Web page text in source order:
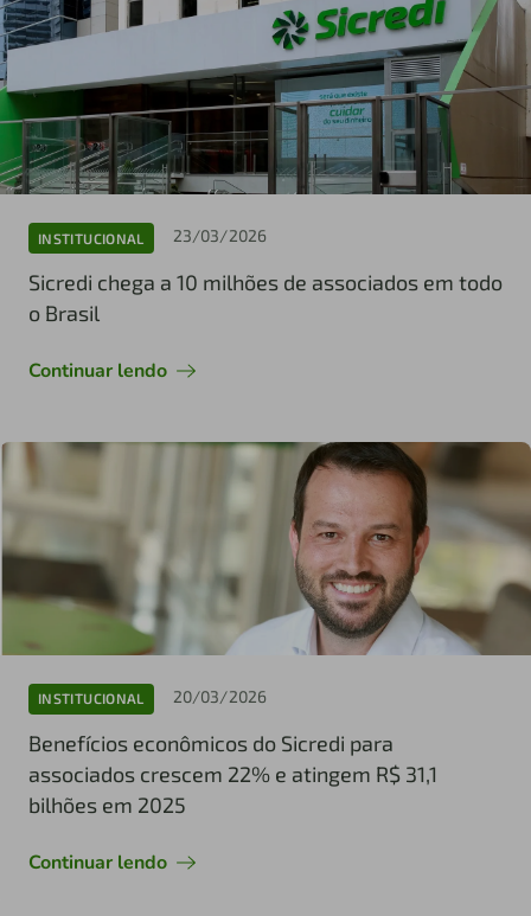
INSTITUCIONAL 23/03/2026
Sicredi chega a 10 milhões de associados em todo
o Brasil
Continuar lendo
INSTITUCIONAL 20/03/2026
Benefícios econômicos do Sicredi para
associados crescem 22% e atingem R$ 31,1
bilhões em 2025
Continuar lendo